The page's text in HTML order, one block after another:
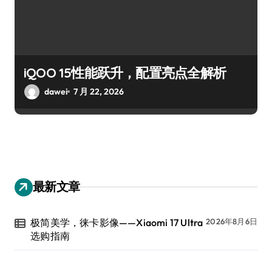
iQOO 15性能跃升，配置亮点全解析
dawei 7 月 22, 2026
最新文章
极简美学，徕卡影像——Xiaomi 17 Ultra
选购指南
2026年8月6日